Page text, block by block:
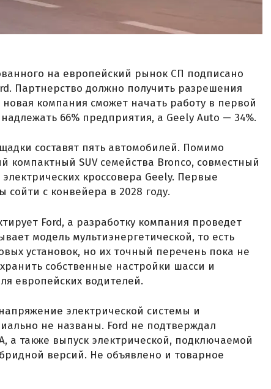
на европейский рынок СП подписано
Партнерство должно получить разрешения
компания сможет начать работу в первой
66% предприятия, а Geely Auto — 34%.
составят пять автомобилей. Помимо
компактный SUV семейства Bronco, совместный
кроссовера Geely. Первые
с конвейера в 2028 году.
Ford, а разработку компания проведет
модель мультиэнергетической, то есть
установок, но их точный перечень пока не
собственные настройки шасси и
европейских водителей.
электрической системы и
не названы. Ford не подтверждал
а также выпуск электрической, подключаемой
версий. Не объявлено и товарное